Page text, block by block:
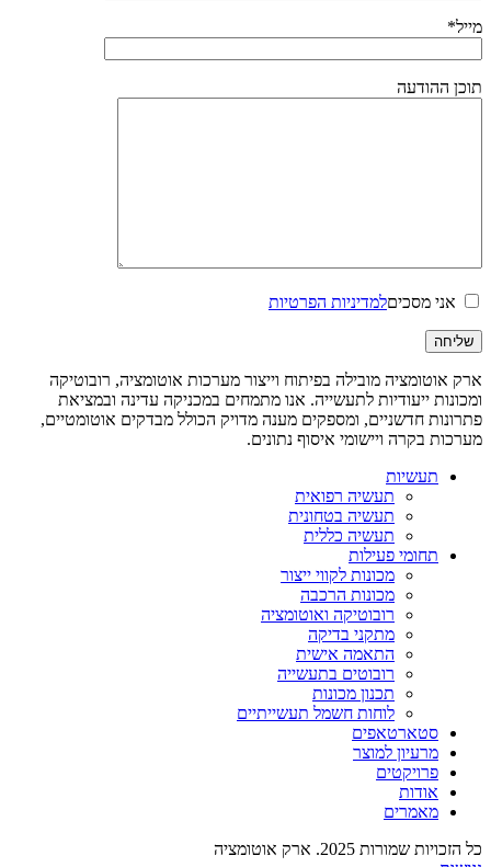
מייל*
תוכן ההודעה
אני מסכיםלמדיניות הפרטיות
ארק אוטומציה מובילה בפיתוח וייצור מערכות אוטומציה, רובוטיקה
ומכונות ייעודיות לתעשייה. אנו מתמחים במכניקה עדינה ובמציאת
פתרונות חדשניים, ומספקים מענה מדויק הכולל מבדקים אוטומטיים,
מערכות בקרה ויישומי איסוף נתונים.
תעשיות
תעשיה רפואית
תעשיה בטחונית
תעשיה כללית
תחומי פעילות
מכונות לקווי ייצור
מכונות הרכבה
רובוטיקה ואוטומציה
מתקני בדיקה
התאמה אישית
רובוטים בתעשייה
תכנון מכונות
לוחות חשמל תעשייתיים
סטארטאפים
מרעיון למוצר
פרויקטים
אודות
מאמרים
כל הזכויות שמורות 2025. ארק אוטומציה